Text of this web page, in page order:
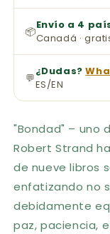
📦Envío a 4
Canadá ·
💬¿Dudas?
ES/EN
"Bondad" – uno
Robert Strand
de nueve libros
enfatizando no
debidamente
paz, paciencia,